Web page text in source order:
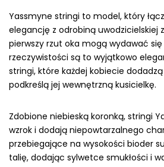
Yassmyne stringi to model, który
elegancję z odrobiną uwodzicielskiej
pierwszy rzut oka mogą wydawać
rzeczywistości są to wyjątkowo
stringi, które każdej kobiecie
podkreślą jej wewnętrzną kusicielkę.
Zdobione niebieską koronką, stringi
wzrok i dodają niepowtarzalnego
przebiegające na wysokości bioder
talię, dodając sylwetce smukłości i